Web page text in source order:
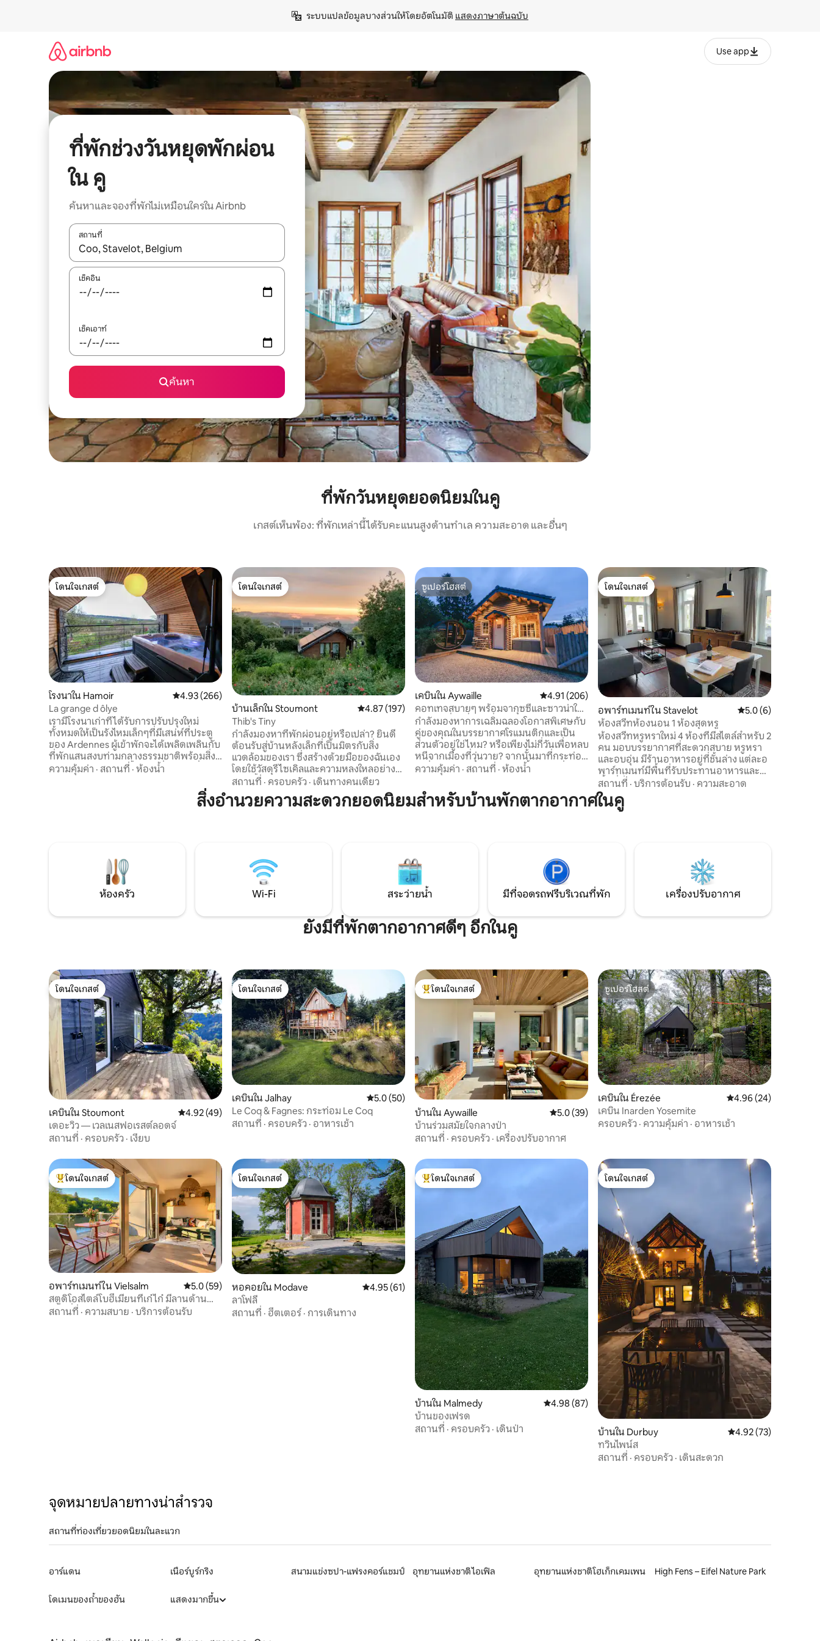
ระบบแปลข้อมูลบางส่วนให้โดยอัตโนมัติ แสดงภาษาต้นฉบับ
Use app
ที่พักช่วงวันหยุดพักผ่อน
ใน คู
ค้นหาและจองที่พักไม่เหมือนใครใน Airbnb
สถานที่
ใช้ลูกศรขึ้นลง หรือใช้การสัมผัสหรือปัด เพื่อสำรวจผลการค้นหา
เช็คอิน
เช็คเอาท์
ค้นหา
ที่พักวันหยุดยอดนิยมในคู
เกสต์เห็นพ้อง: ที่พักเหล่านี้ได้รับคะแนนสูงด้านทำเล ความสะอาด และอื่นๆ
โดนใจเกสต์
โดนใจเกสต์
โรงนาใน Hamoir คะแนนเฉลี่ย 4.93 จาก 5, 266 รีวิว
4.93 (266)
La grange d ôlye
เรามีโรงนาเก่าที่ได้รับการปรับปรุงใหม่
ทั้งหมดให้เป็นรังไหมเล็กๆที่มีเสน่ห์ที่ประตู
ของ Ardennes ผู้เข้าพักจะได้เพลิดเพลินกับ
ที่พักแสนสงบท่ามกลางธรรมชาติพร้อมสิ่ง
อำนวยความสะดวกทั้งหมดที่จำเป็นเพื่อ
ความเป็นอยู่ที่ดีของคุณ ที่พักของเราคือยิ่ง
ไปกว่านั้นเป็นส่วนตัวโดยสิ้นเชิง มีจากุซซี่บน
ระเบียงที่มีหลังคาคลุมและสิ่งอำนวยความ
ความคุ้มค่า · สถานที่ · ห้องน้ำ
โดนใจเกสต์
โดนใจเกสต์
บ้านเล็กใน Stoumont คะแนนเฉลี่ย 4.87 จาก 5, 197 รีวิว
4.87 (197)
Thib's Tiny
กำลังมองหาที่พักผ่อนอยู่หรือเปล่า? ยินดี
ต้อนรับสู่บ้านหลังเล็กที่เป็นมิตรกับสิ่ง
แวดล้อมของเรา ซึ่งสร้างด้วยมือของฉันเอง
โดยใช้วัสดุรีไซเคิลและความหลงใหลอย่าง
มาก ตั้งอยู่ใจกลางอาร์เดนและ Parc
naturel des Sources ใน Stoumont ไม้ทุก
ชิ้น เฟอร์นิเจอร์ทุกชิ้น บอกเล่าเรื่องราว ล้อม
Francorchamps, Coo และอื่นๆ อีก
มากมาย!
สถานที่ · ครอบครัว · เดินทางคนเดียว
ซูเปอร์โฮสต์
ซูเปอร์โฮสต์
เคบินใน Aywaille คะแนนเฉลี่ย 4.91 จาก 5, 206 รีวิว
4.91 (206)
คอทเทจสบายๆ พร้อมจากุซซี่และซาวน่าใน
ภูมิภาคที่น่าตื่นตาตื่นใจ
กำลังมองหาการเฉลิมฉลองโอกาสพิเศษกับ
คู่ของคุณในบรรยากาศโรแมนติกและเป็น
ส่วนตัวอยู่ใช่ไหม? หรือเพียงไม่กี่วันเพื่อหลบ
หนีจากเมืองที่วุ่นวาย? จากนั้นมาที่กระท่อม
ไม้ที่อบอุ่นและสร้างใหม่แห่งนี้มีจากุซซี่ขนาด
ใหญ่ (มีหลังคา) ให้บริการตลอดทั้งปี คอทเท
จแห่งนี้ซ่อนตัวจากสถานที่ท่องเที่ยวตั้งอยู่
ใกล้กับ Ninglinspo ที่ยอดเยี่ยมในหุบเขา
ความคุ้มค่า · สถานที่ · ห้องน้ำ
โดนใจเกสต์
โดนใจเกสต์
อพาร์ทเมนท์ใน Stavelot คะแนนเฉลี่ย 5.0 จา
5.0 (6)
ห้องสวีทห้องนอน 1 ห้องสุดหรู
ห้องสวีทหรูหราใหม่ 4 ห้องที่มีสไตล์สำหรับ 2
คน มอบบรรยากาศที่สะดวกสบาย หรูหรา
และอบอุ่น มีร้านอาหารอยู่ที่ชั้นล่าง แต่ละอ
พาร์ทเมนท์มีพื้นที่รับประทานอาหารและ
พื้นที่นั่งเล่นพร้อมทีวีจอแบนดาวเทียม รวม
ถึงห้องครัวที่มีอุปกรณ์ครบครันพร้อม
เครื่องล้างจานและเตาอบ แต่ละอพาร์ทเม
สถานที่ · บริการต้อนรับ · ความสะอาด
สิ่งอำนวยความสะดวกยอดนิยมสำหรับบ้านพักตากอากาศในคู
ห้องครัว Wi-Fi สระว่ายน้ำ มีที่จอดรถฟรีบริเวณที่พัก เครื่องปรับอากาศ
ยังมีที่พักตากอากาศดีๆ อีกในคู
โดนใจเกสต์
โดนใจเกสต์
เคบินใน Stoumont คะแนนเฉลี่ย 4.92 จาก 5, 49 รีวิว
4.92 (49)
เดอะวิว — เวลเนสฟอเรสต์ลอดจ์
สถานที่ · ครอบครัว · เงียบ
โดนใจเกสต์
โดนใจเกสต์
เคบินใน Jalhay คะแนนเฉลี่ย 5.0 จาก 5, 50 รีวิว
5.0 (50)
Le Coq & Fagnes: กระท่อม Le Coq
สถานที่ · ครอบครัว · อาหารเช้า
โดนใจเกสต์ที่สุด
โดนใจเกสต์
บ้านใน Aywaille คะแนนเฉลี่ย 5.0 จาก 5, 39 รีวิว
5.0 (39)
บ้านร่วมสมัยใจกลางป่า
สถานที่ · ครอบครัว · เครื่องปรับอากาศ
ซูเปอร์โฮสต์
ซูเปอร์โฮสต์
เคบินใน Érezée คะแนนเฉลี่ย 4.96 จาก
4.96 (24)
เคบิน Inarden Yosemite
ครอบครัว · ความคุ้มค่า · อาหารเช้า
โดนใจเกสต์ที่สุด
โดนใจเกสต์
อพาร์ทเมนท์ใน Vielsalm คะแนนเฉลี่ย 5.0 จาก 5, 59 รีวิว
5.0 (59)
สตูดิโอสไตล์โบฮีเมียนที่เก๋ไก๋ มีลานด้าน
หน้าที่มองเห็นทะเลสาบ
สถานที่ · ความสบาย · บริการต้อนรับ
โดนใจเกสต์
โดนใจเกสต์
หอคอยใน Modave คะแนนเฉลี่ย 4.95 จาก 5, 61 รีวิว
4.95 (61)
ลาโฟลี
สถานที่ · ฮีตเตอร์ · การเดินทาง
โดนใจเกสต์ที่สุด
โดนใจเกสต์
บ้านใน Malmedy คะแนนเฉลี่ย 4.98 จาก 5, 87 รีวิว
4.98 (87)
บ้านของเฟรด
สถานที่ · ครอบครัว · เดินป่า
โดนใจเกสต์
โดนใจเกสต์
บ้านใน Durbuy คะแนนเฉลี่ย 4.92 จาก
4.92 (73)
ทวินไพน์ส
สถานที่ · ครอบครัว · เดินสะดวก
จุดหมายปลายทางน่าสำรวจ
สถานที่ท่องเที่ยวยอดนิยมในละแวก
อาร์แดน เนือร์บูร์กริง สนามแข่งซปา-แฟรงคอร์แชมป์ อุทยานแห่งชาติไอเฟิล อุทยานแห่งชาติโฮเก็กเคมเพน High Fens – Eifel Nature Park
โดเมนของถ้ำของฮัน แสดงมากขึ้น